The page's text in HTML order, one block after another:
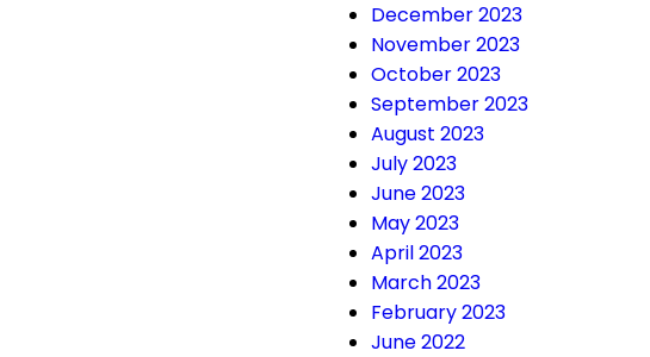
December 2023
November 2023
October 2023
September 2023
August 2023
July 2023
June 2023
May 2023
April 2023
March 2023
February 2023
June 2022